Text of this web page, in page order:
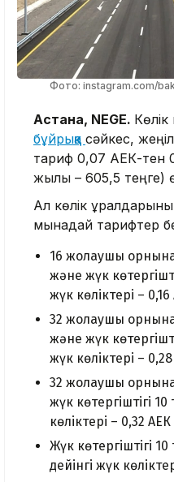
Фото: instagram.com/
Астана, NEGE. Көлік
бұйрыққа сәйкес,
тариф 0,07 АЕК-тен
жылы – 605,5 теңге)
Ал көлік
мынадай тарифтер
16 жолаушы орнына
және жүк
жүк көліктері –
32 жолаушы орнына
және жүк
жүк көліктері –
32 жолаушы
жүк көтергіштігі
көліктері – 0,32
Жүк көтергіштігі
дейінгі жүк